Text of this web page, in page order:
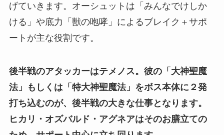
げていきます。オーシュットは「みんなでけしか
ける」や底力「獣の咆哮」によるブレイク＋サポ
ートが主な役割です。
後半戦のアタッカーはテメノス。彼の「大神聖魔
法」もしくは「特大神聖魔法」をボス本体に２発
打ち込むのが、後半戦の大きな仕事となります。
ヒカリ・オズバルド・アグネアはそのお膳立ての